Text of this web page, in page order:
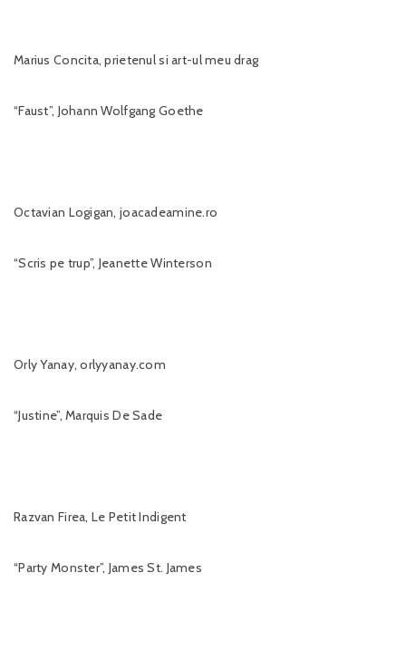
Marius Concita, prietenul si art-ul meu drag
“Faust”, Johann Wolfgang Goethe
Octavian Logigan, joacadeamine.ro
“Scris pe trup”, Jeanette Winterson
Orly Yanay, orlyyanay.com
“Justine”, Marquis De Sade
Razvan Firea, Le Petit Indigent
“Party Monster”, James St. James